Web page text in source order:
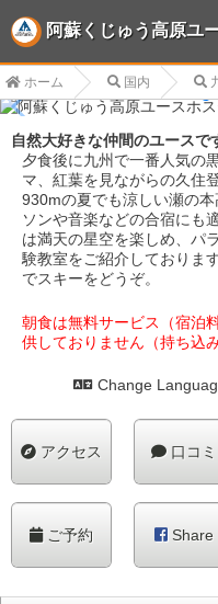
阿蘇くじゅう高原ユ
ホーム 国内
自然大好きな仲間のユースで
夕食後に九州で一番人気の
マ、紅葉を見ながらの久住
930mの夏でも涼しい瀬の
ソンや音楽などの合宿にも
は満天の星空を楽しめ、パ
験教室をご紹介しておりま
でスキーをどうぞ。
朝食は無料サービス（宿泊
供しておりません（持ち込み
Change
アクセス 口コミ
ご予約 Share